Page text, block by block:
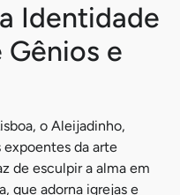
Identidade
Gênios e
o Aleijadinho,
da arte
de esculpir a alma em
que adorna igrejas e